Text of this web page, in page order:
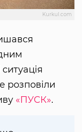
Kurkul.com
розповіли
«ПУСК».